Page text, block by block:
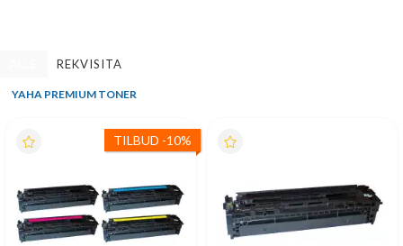
REKVISITA
YAHA PREMIUM TONER
TILBUD -10%